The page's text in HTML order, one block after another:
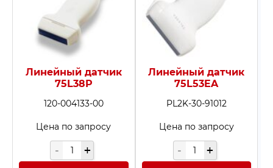
Линейный датчик
75L38P
120-004133-00
Цена по запросу
Линейный датчик
75L53EA
PL2K-30-91012
Цена по запросу